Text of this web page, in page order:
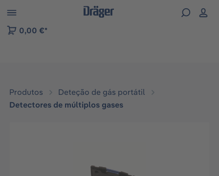
to B2B platform navigation
0,00 €*
Produtos
Deteção de gás portátil
Detectores de múltiplos gases